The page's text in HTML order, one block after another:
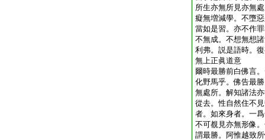
所生亦無所見亦無
癡無増減學。不墮
當如是習。亦不作
不無成。不想無想
利弗。説是語時。
無上正眞道意
爾時最勝前白佛言
化野馬乎。佛告最
無處所。解知諸法
從去。性自然住不
者。如來身者。一
不可覩見亦無形像
謂最勝。阿惟越致